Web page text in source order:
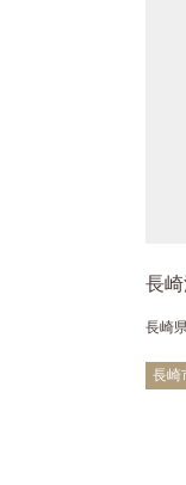
長
長崎
長崎